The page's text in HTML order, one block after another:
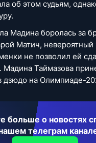
об этом судьям,
Мадина боролась за
Матич, невероятный
не позволил ей
Мадина Таймазова
дзюдо на Олимпиаде-
больше о новостях
телеграм